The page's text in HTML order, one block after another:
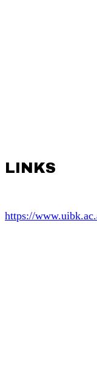
LINKS
https://